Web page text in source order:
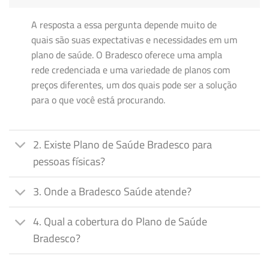
A resposta a essa pergunta depende muito de
quais são suas expectativas e necessidades em um
plano de saúde. O Bradesco oferece uma ampla
rede credenciada e uma variedade de planos com
preços diferentes, um dos quais pode ser a solução
para o que você está procurando.
2. Existe Plano de Saúde Bradesco para
pessoas físicas?
3. Onde a Bradesco Saúde atende?
4. Qual a cobertura do Plano de Saúde
Bradesco?